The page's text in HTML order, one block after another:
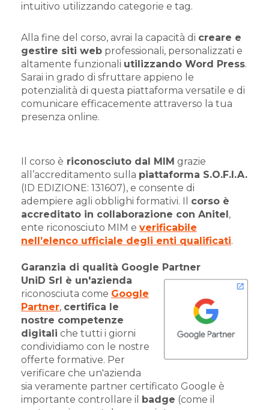
intuitivo utilizzando categorie e tag.
Alla fine del corso, avrai la capacità di creare e
gestire siti web professionali, personalizzati e
altamente funzionali utilizzando Word Press.
Sarai in grado di sfruttare appieno le
potenzialità di questa piattaforma versatile e di
comunicare efficacemente attraverso la tua
presenza online.
Il corso è riconosciuto dal MIM grazie
all’accreditamento sulla piattaforma S.O.F.I.A.
(ID EDIZIONE: 131607), e consente di
adempiere agli obblighi formativi. Il corso è
accreditato in collaborazione con Anitel ,
ente riconosciuto MIM e verificabile
nell’elenco ufficiale degli enti qualificati.
Garanzia di qualità Google Partner
UniD Srl è un'azienda
riconosciuta come Google
Partner, certifica le
nostre competenze
digitali che tutti i giorni
condividiamo con le nostre
offerte formative. Per
verificare che un'azienda
sia veramente partner certificato Google è
importante controllare il
badge (come il